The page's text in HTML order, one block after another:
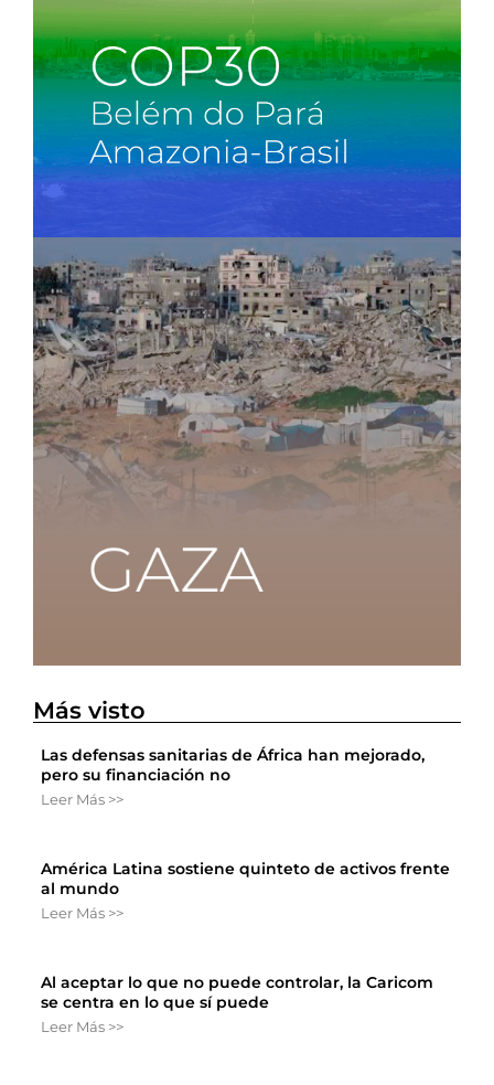
Más visto
Las defensas sanitarias de África han mejorado,
pero su financiación no
Leer Más >>
América Latina sostiene quinteto de activos frente
al mundo
Leer Más >>
Al aceptar lo que no puede controlar, la Caricom
se centra en lo que sí puede
Leer Más >>